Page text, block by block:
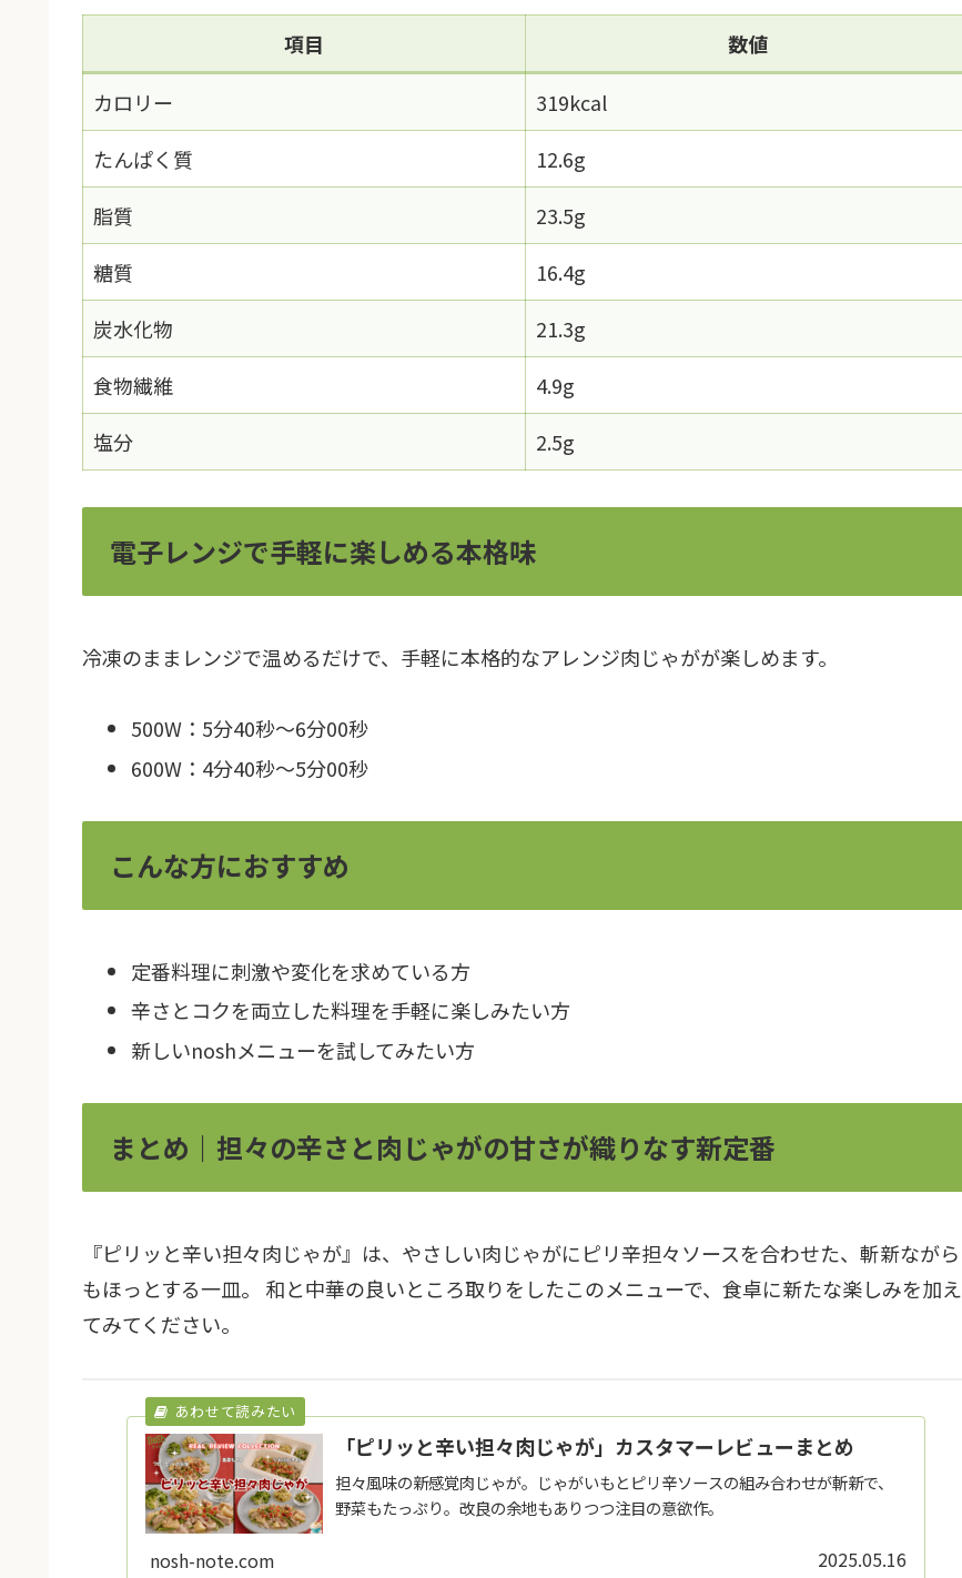
項目 数値
カロリー
319kcal
たんぱく質
12.6g
脂質
23.5g
糖質
16.4g
炭水化物
21.3g
食物繊維
4.9g
塩分
2.5g
電子レンジで手軽に楽しめる本格味
冷凍のままレンジで温めるだけで、手軽に本格的なアレンジ肉じゃがが楽しめます。
500W：5分40秒〜6分00秒
600W：4分40秒〜5分00秒
こんな方におすすめ
定番料理に刺激や変化を求めている方
辛さとコクを両立した料理を手軽に楽しみたい方
新しいnoshメニューを試してみたい方
まとめ｜担々の辛さと肉じゃがの甘さが織りなす新定番
『ピリッと辛い担々肉じゃが』は、やさしい肉じゃがにピリ辛担々ソースを合わせた、斬新ながら
もほっとする一皿。 和と中華の良いところ取りをしたこのメニューで、食卓に新たな楽しみを加え
てみてください。
「ピリッと辛い担々肉じゃが」カスタマーレビューまとめ
担々風味の新感覚肉じゃが。じゃがいもとピリ辛ソースの組み合わせが斬新で、
野菜もたっぷり。改良の余地もありつつ注目の意欲作。
nosh-note.com 2025.05.16